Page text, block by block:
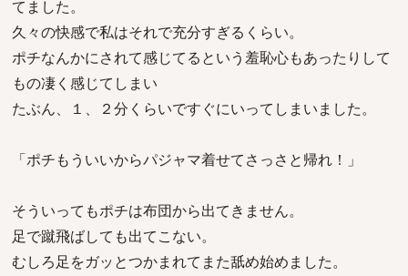
てました。
久々の快感で私はそれで充分すぎるくらい。
ポチなんかにされて感じてるという羞恥心もあったりして
もの凄く感じてしまい
たぶん、１、２分くらいですぐにいってしまいました。
「ポチもういいからパジャマ着せてさっさと帰れ！」
そういってもポチは布団から出てきません。
足で蹴飛ばしても出てこない。
むしろ足をガッとつかまれてまた舐め始めました。